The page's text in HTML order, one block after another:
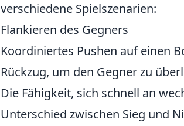
verschiedene Spielszenarien:
Flankieren des Gegners
Koordiniertes Pushen auf einen
Rückzug, um den Gegner zu
Die Fähigkeit, sich schnell an
Unterschied zwischen Sieg und